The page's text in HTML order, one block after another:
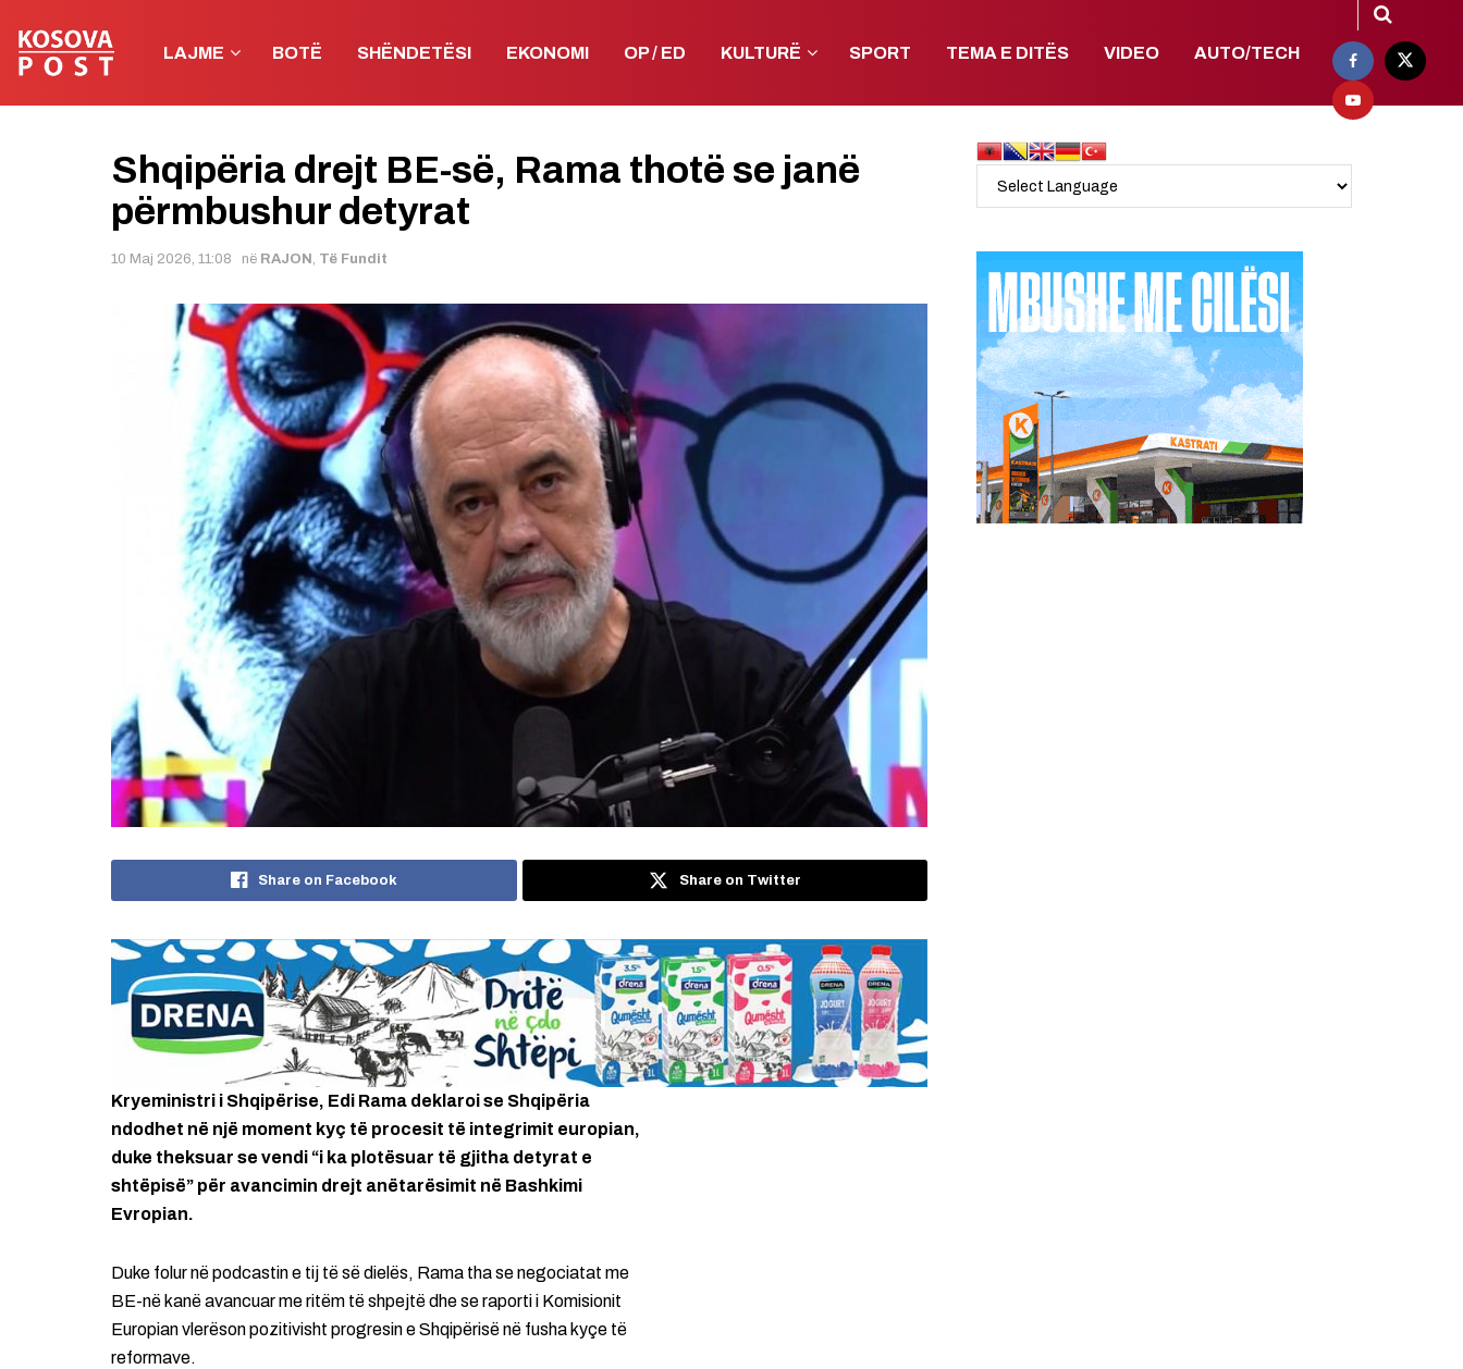
LAJME BOTË SHËNDETËSI EKONOMI OP / ED KULTURË SPORT TEMA E DITËS VIDEO AUTO/TECH
Shqipëria drejt BE-së, Rama thotë se janë
përmbushur detyrat
10 Maj 2026, 11:08 në RAJON , Të Fundit
Share on Facebook Share on Twitter
Kryeministri i Shqipërise, Edi Rama deklaroi se Shqipëria
ndodhet në një moment kyç të procesit të integrimit europian,
duke theksuar se vendi “i ka plotësuar të gjitha detyrat e
shtëpisë” për avancimin drejt anëtarësimit në Bashkimi
Evropian.
Duke folur në podcastin e tij të së dielës, Rama tha se negociatat me
BE-në kanë avancuar me ritëm të shpejtë dhe se raporti i Komisionit
Europian vlerëson pozitivisht progresin e Shqipërisë në fusha kyçe të
reformave.